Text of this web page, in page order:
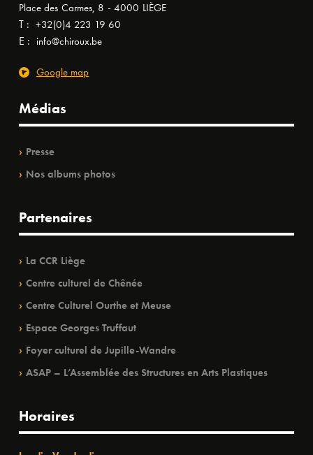
Place des Carmes, 8 - 4000 LIÈGE
T : +32(0)4 223 19 60
E : info@chiroux.be
Google map
Médias
Presse
Nos albums photos
Partenaires
La CCR Liège
Centre culturel de Chênée
Centre Culturel Ourthe et Meuse
Espace Georges Truffaut
Foyer culturel de Jupille-Wandre
ASAP – L’Assemblée des Structures en Arts Plastiques
Horaires